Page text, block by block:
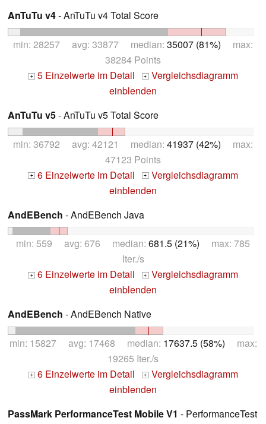
AnTuTu v4- AnTuTu v4 Total Score
min: 28257 avg: 33877 median: 35007 (81%) max:
38284 Points
+ 5 Einzelwerte im Detail + Vergleichsdiagramm
einblenden
AnTuTu v5- AnTuTu v5 Total Score
min: 36792 avg: 42121 median: 41937 (42%) max:
47123 Points
+ 6 Einzelwerte im Detail + Vergleichsdiagramm
einblenden
AndEBench - AndEBench Java
min: 559 avg: 676 median: 681.5 (21%) max: 785
Iter./s
+ 6 Einzelwerte im Detail + Vergleichsdiagramm
einblenden
AndEBench - AndEBench Native
min: 15827 avg: 17468 median: 17637.5 (58%) max:
19265 Iter./s
+ 6 Einzelwerte im Detail + Vergleichsdiagramm
einblenden
PassMark PerformanceTest Mobile V1 - PerformanceTest